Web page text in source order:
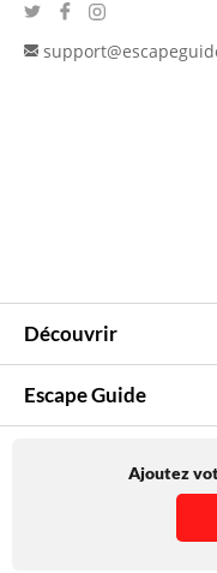
Découvrir
Escape Guide
Ajoutez